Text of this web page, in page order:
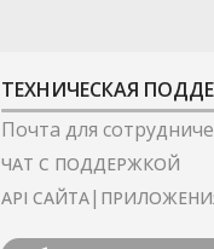
ТЕХНИЧЕСКАЯ
Почта для
ЧАТ С ПОДДЕРЖКОЙ
API САЙТА|